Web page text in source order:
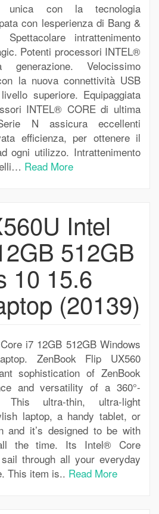
unica con la tecnologia
con lesperienza di Bang &
Spettacolare intrattenimento
Potenti processori INTEL®
Velocissimo
la nuova connettività USB
superiore. Equipaggiata
INTEL® CORE di ultima
N assicura eccellenti
efficienza, per ottenere il
ogni utilizzo. Intrattenimento
Read More
Intel
512GB
10 15.6
(20139)
i7 12GB 512GB Windows
ZenBook Flip UX560
sophistication of ZenBook
and versatility of a 360°-
This ultra-thin, ultra-light
laptop, a handy tablet, or
and it’s designed to be with
the time. Its Intel® Core
through all your everyday
This item is.. Read More